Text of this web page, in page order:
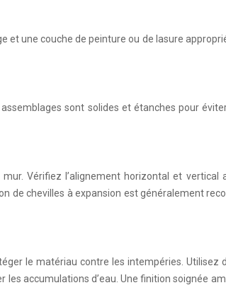
une couche de peinture ou de lasure
sont solides et étanches pour
Vérifiez l’alignement horizontal et vertical
de chevilles à expansion est généralement
le matériau contre les intempéries. Utilisez
accumulations d’eau. Une finition soignée